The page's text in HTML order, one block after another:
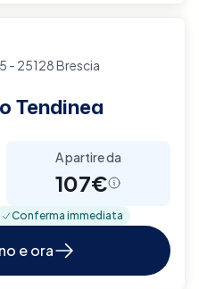
- 25128 Brescia
Tendinea
A partire da
107€
Conferma immediata
e ora